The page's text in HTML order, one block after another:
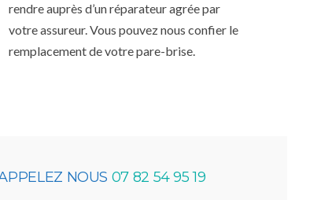
rendre auprès d’un réparateur agrée par
votre assureur. Vous pouvez nous confier le
remplacement de votre pare-brise.
NOUS 07 82 54 95 19